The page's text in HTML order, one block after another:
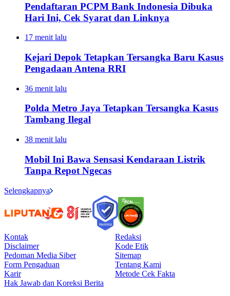
Pendaftaran PCPM Bank Indonesia Dibuka
Hari Ini, Cek Syarat dan Linknya
17 menit lalu
Kejari Depok Tetapkan Tersangka Baru Kasus
Pengadaan Antena RRI
36 menit lalu
Polda Metro Jaya Tetapkan Tersangka Kasus
Tambang Ilegal
38 menit lalu
Mobil Ini Bawa Sensasi Kendaraan Listrik
Tanpa Repot Ngecas
Selengkapnya
Kontak
Redaksi
Disclaimer
Kode Etik
Pedoman Media Siber
Sitemap
Form Pengaduan
Tentang Kami
Karir
Metode Cek Fakta
Hak Jawab dan Koreksi Berita